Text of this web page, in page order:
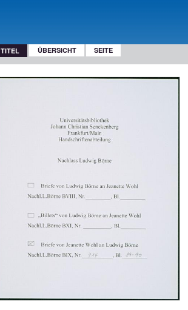
TITEL ÜBERSICHT SEITE